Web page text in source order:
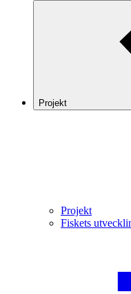
Projekt
Projekt
Fiskets